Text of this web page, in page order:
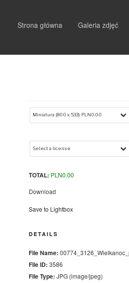
Strona główna Galeria zdjęć
TOTAL: PLN0.00
Download
Save to Lightbox
DETAILS
File Name:
File ID: 3586
File Type: JPG (image/jpeg)